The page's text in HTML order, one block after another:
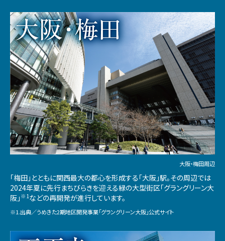
大阪・梅田周辺
「梅田」とともに関西最大の都心を形成する「大阪」駅。その周辺では
2024年夏に先行まちびらきを迎える緑の大型街区「グラングリーン大
阪」 ※1 などの再開発が進行しています。
※1.出典／うめきた2期地区開発事業「グラングリーン大阪」公式サイト